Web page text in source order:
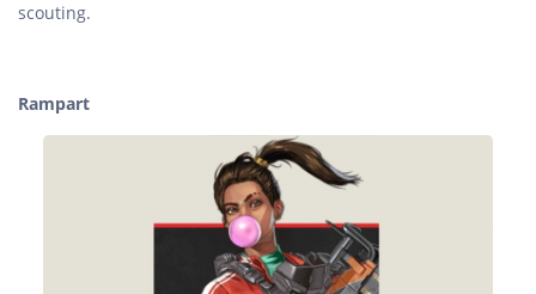
scouting.
Rampart